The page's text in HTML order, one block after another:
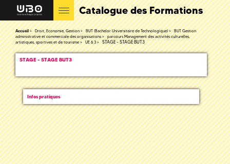
Catalogue des Formations
Accueil Droit, Economie, Gestion BUT (Bachelor Universitaire de Technologique)
BUT Gestion
administrative et commerciale des organisations
parcours Management des activités culturelles,
artistiques, sportives et de tourisme
UE 6.3 STAGE - STAGE BUT3
STAGE - STAGE BUT3
Infos pratiques